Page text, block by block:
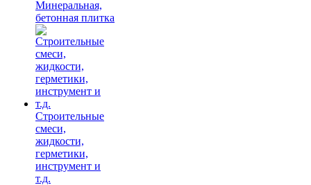
Минеральная,
бетонная плитка
Строительные
смеси,
жидкости,
герметики,
инструмент и
т.д.